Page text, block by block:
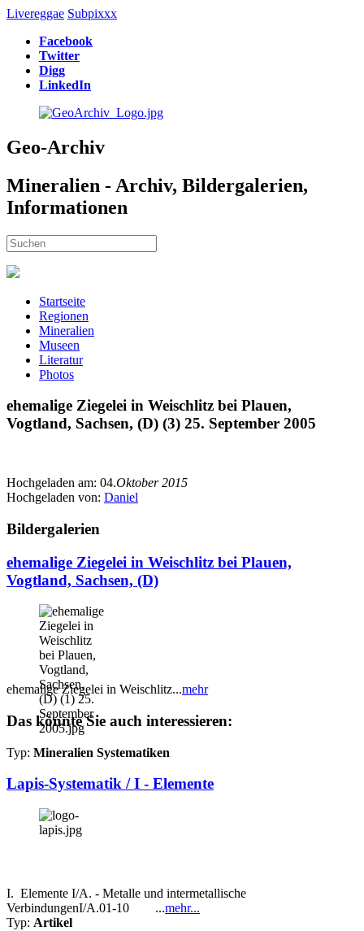
Livereggae Subpixxx
Facebook
Twitter
Digg
LinkedIn
Geo-Archiv
Mineralien - Archiv, Bildergalerien,
Informationen
Startseite
Regionen
Mineralien
Museen
Literatur
Photos
ehemalige Ziegelei in Weischlitz bei Plauen,
Vogtland, Sachsen, (D) (3) 25. September 2005
Hochgeladen am: 04.Oktober 2015
Hochgeladen von: Daniel
Bildergalerien
ehemalige Ziegelei in Weischlitz bei Plauen,
Vogtland, Sachsen, (D)
ehemalige Ziegelei in Weischlitz...mehr
Das könnte Sie auch interessieren:
Typ: Mineralien Systematiken
Lapis-Systematik / I - Elemente
I. Elemente I/A. - Metalle und intermetallische
VerbindungenI/A.01-10 ...mehr...
Typ: Artikel